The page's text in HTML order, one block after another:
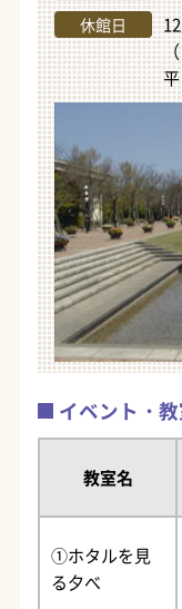
休館日
イベント・
教室名
①ホタルを見
る夕べ